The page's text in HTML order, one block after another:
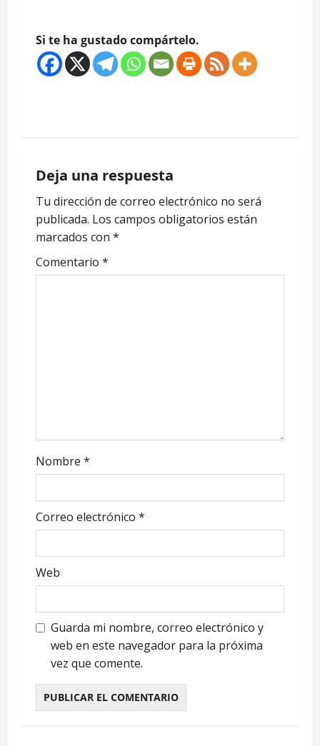
Si te ha gustado compártelo.
v
e
g
a
e
n
t
r
a
d
s
Deja una respuesta
Tu dirección de correo electrónico no será
publicada. Los campos obligatorios están
marcados con *
Comentario *
Nombre *
Correo electrónico *
Web
Guarda mi nombre, correo electrónico y
web en este navegador para la próxima
vez que comente.